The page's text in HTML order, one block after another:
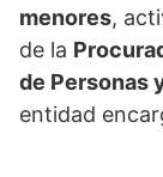
menores,
de la
de Personas
entidad